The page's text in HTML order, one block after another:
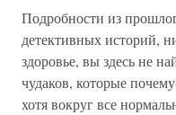
Подробности из
детективных историй,
здоровье, вы здесь не
чудаков, которые
хотя вокруг все